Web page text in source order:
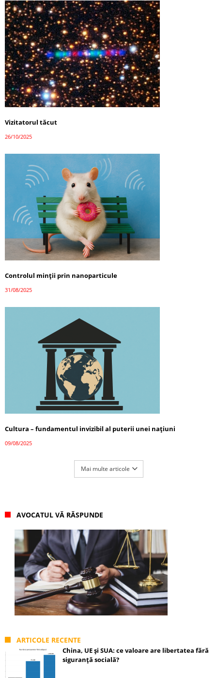
Vizitatorul tăcut
26/10/2025
Controlul minții prin nanoparticule
31/08/2025
Cultura – fundamentul invizibil al puterii unei națiuni
09/08/2025
Mai multe articole
AVOCATUL VĂ RĂSPUNDE
ARTICOLE RECENTE
China, UE și SUA: ce valoare are libertatea fără
siguranță socială?